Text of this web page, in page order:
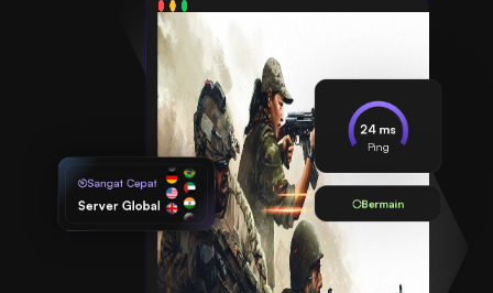
Sangat Cepat
Server Global
24 ms
Ping
Bermain